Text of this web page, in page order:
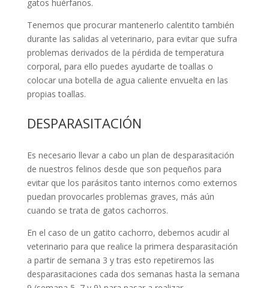
gatos huérfanos.
Tenemos que procurar mantenerlo calentito también
durante las salidas al veterinario, para evitar que sufra
problemas derivados de la pérdida de temperatura
corporal, para ello puedes ayudarte de toallas o
colocar una botella de agua caliente envuelta en las
propias toallas.
DESPARASITACIÓN
Es necesario llevar a cabo un plan de desparasitación
de nuestros felinos desde que son pequeños para
evitar que los parásitos tanto internos como externos
puedan provocarles problemas graves, más aún
cuando se trata de gatos cachorros.
En el caso de un gatito cachorro, debemos acudir al
veterinario para que realice la primera desparasitación
a partir de semana 3 y tras esto repetiremos las
desparasitaciones cada dos semanas hasta la semana